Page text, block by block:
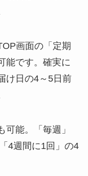
画面の「定期
能です。確実に
け日の4～5日前
可能。「毎週」
4週間に1回」の4